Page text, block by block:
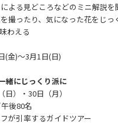
よる見どころなどのミニ解説を
撮ったり、気になった花をじっ
わえる
(金)～3月1日(日)
緒にじっくり派に
日）・30日（月）
後80名
が引率するガイドツアー